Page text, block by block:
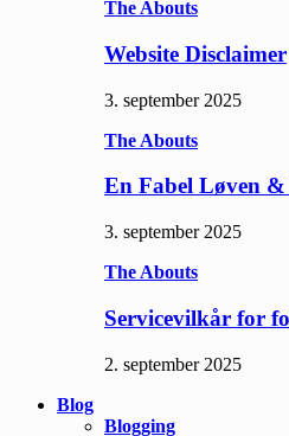
The Abouts
Website Disclaimer
3. september 2025
The Abouts
En Fabel Løven
3. september 2025
The Abouts
Servicevilkår for
2. september 2025
Blog
Blogging